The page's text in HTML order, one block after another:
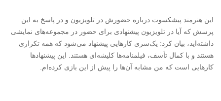
این هنرمند پیشکسوت درباره حضورش در تلویزیون و در پاسخ به این
پرسش که آیا در تلویزیون پیشنهادی برای حضور در مجموعه‌های نمایشی
داشته‌اید، بیان کرد: یک‌سری کارهایی پیشنهاد می‌شود که همه تکراری
هستند و با کمال تأسف، فیلمنامه‌ها کلیشه‌ای هستند. این پیشنهادها
کارهایی است که من مشابه آن‌ها را پیش از این بازی کرده‌ام.